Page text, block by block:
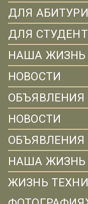
ДЛЯ
ДЛЯ
НАША ЖИЗНЬ
НОВОСТИ
ОБЪЯВЛЕНИЯ
НОВОСТИ
ОБЪЯВЛЕНИЯ
НАША ЖИЗНЬ
ЖИЗНЬ